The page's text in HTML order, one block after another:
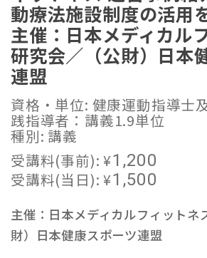
動療法施設制度の活用
主催：日本メディカル
研究会／（公財）日本
連盟
資格・単位: 健康運動指導士
践指導者：講義1.9単位
種別: 講義
受講料(事前):¥1,200
受講料(当日):¥1,500
主催：日本メディカルフィットネ
財）日本健康スポーツ連盟